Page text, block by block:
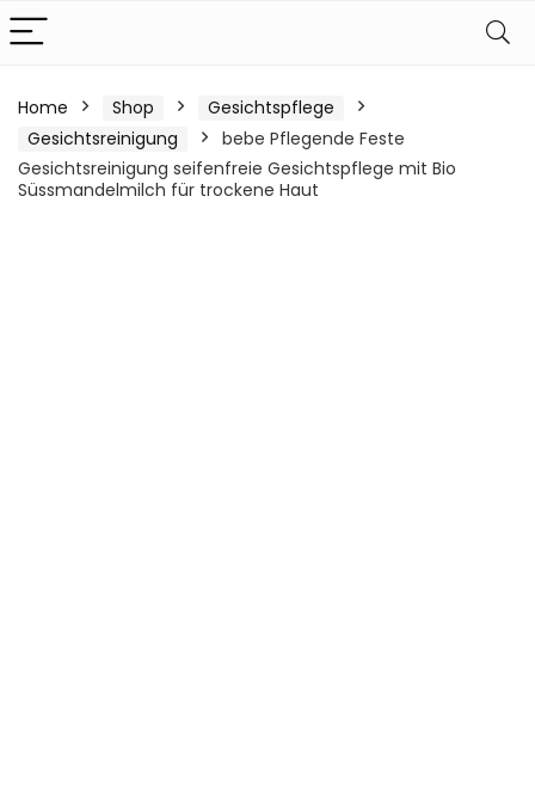
Home Shop
Gesichtspflege
Gesichtsreinigung
bebe Pflegende Feste
Gesichtsreinigung seifenfreie Gesichtspflege mit Bio
Süssmandelmilch für trockene Haut